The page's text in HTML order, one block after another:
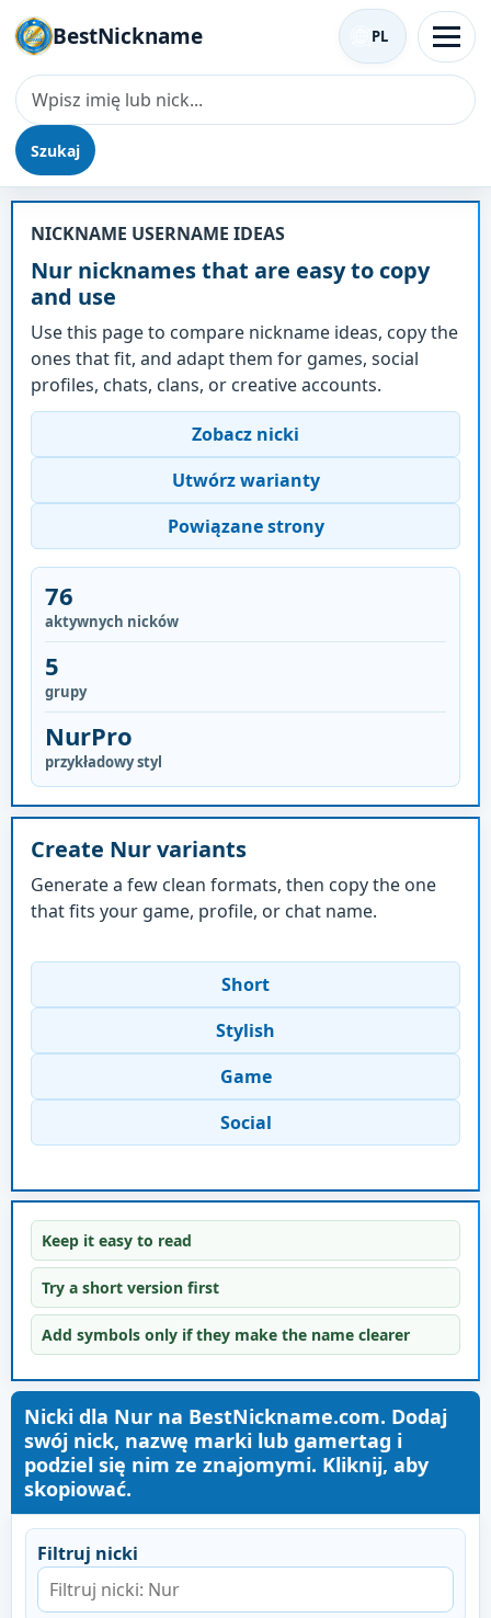
BestNickname
Szukaj
PL
Nick - Nur
NICKNAME USERNAME IDEAS
Nur nicknames that are easy to copy
and use
Use this page to compare nickname ideas, copy the
ones that fit, and adapt them for games, social
profiles, chats, clans, or creative accounts.
Zobacz nicki
Utwórz warianty
Powiązane strony
76
aktywnych nicków
5
grupy
NurPro
przykładowy styl
Create Nur variants
Generate a few clean formats, then copy the one
that fits your game, profile, or chat name.
Short
Stylish
Game
Social
Keep it easy to read
Try a short version first
Add symbols only if they make the name clearer
Nicki dla Nur na BestNickname.com. Dodaj
swój nick, nazwę marki lub gamertag i
podziel się nim ze znajomymi. Kliknij, aby
skopiować.
Filtruj nicki